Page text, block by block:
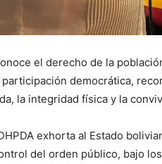
el derecho de la
democrática,
la integridad física y la
exhorta al Estado
del orden público, bajo